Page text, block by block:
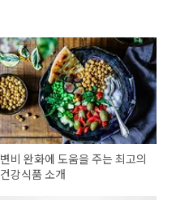
변비 완화에 도움을 주는 최고의
건강식품 소개